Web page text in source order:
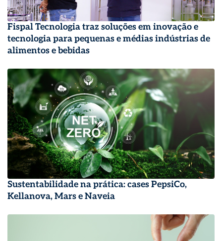
Fispal Tecnologia traz soluções em inovação e
tecnologia para pequenas e médias indústrias de
alimentos e bebidas
Sustentabilidade na prática: cases PepsiCo,
Kellanova, Mars e Naveia